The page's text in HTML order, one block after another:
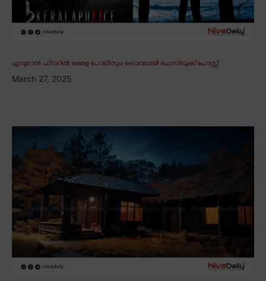
എമ്പുരാൻ ഫീവറിൽ കേരള പോലീസും; വൈറലായി ഫേസ്ബുക്ക് പോസ്റ്റ്
March 27, 2025